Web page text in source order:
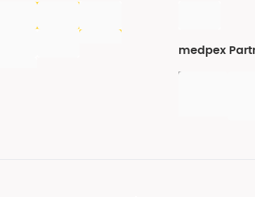
medpex